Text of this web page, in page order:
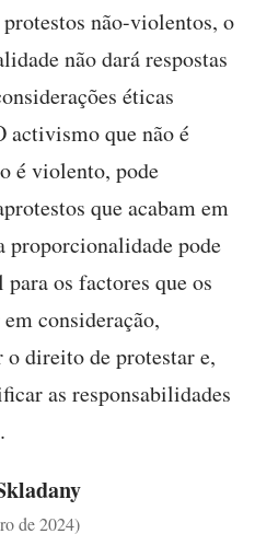
não-violentos, o
não dará respostas
éticas
activismo que não é
é violento, pode
que acabam em
pode
os factores que os
consideração,
direito de protestar e,
as responsabilidades
de 2024)